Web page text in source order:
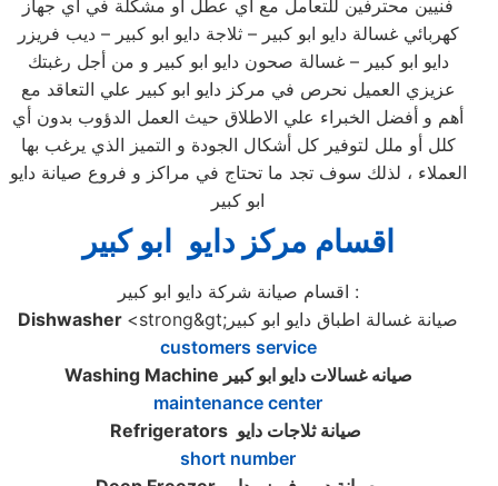
فنيين محترفين للتعامل مع أي عطل أو مشكلة في أي جهاز
كهربائي غسالة دايو ابو كبير – ثلاجة دايو ابو كبير – ديب فريزر
دايو ابو كبير – غسالة صحون دايو ابو كبير و من أجل رغبتك
عزيزي العميل نحرص في مركز دايو ابو كبير علي التعاقد مع
أهم و أفضل الخبراء علي الاطلاق حيث العمل الدؤوب بدون أي
كلل أو ملل لتوفير كل أشكال الجودة و التميز الذي يرغب بها
العملاء ، لذلك سوف تجد ما تحتاج في مراكز و فروع صيانة دايو
ابو كبير
اقسام مركز دايو ابو كبير
اقسام صيانة شركة دايو ابو كبير :
Dishwasher
<strong&gt;صيانة غسالة اطباق دايو ابو كبير
customers service
Washing Machine صيانه غسالات دايو ابو كبير
maintenance center
Refrigerators
short number